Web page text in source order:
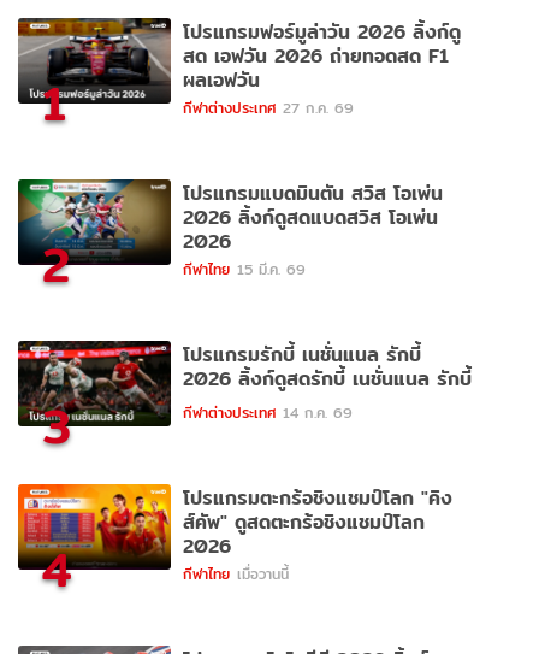
1
โปรแกรมฟอร์มูล่าวัน 2026 ลิ้งก์ดู
สด เอฟวัน 2026 ถ่ายทอดสด F1
ผลเอฟวัน
กีฬาต่างประเทศ 27 ก.ค. 69
2
โปรแกรมแบดมินตัน สวิส โอเพ่น
2026 ลิ้งก์ดูสดแบดสวิส โอเพ่น
2026
กีฬาไทย 15 มี.ค. 69
3
โปรแกรมรักบี้ เนชั่นแนล รักบี้
2026 ลิ้งก์ดูสดรักบี้ เนชั่นแนล รักบี้
กีฬาต่างประเทศ 14 ก.ค. 69
4
โปรแกรมตะกร้อชิงแชมป์โลก "คิง
ส์คัพ" ดูสดตะกร้อชิงแชมป์โลก
2026
กีฬาไทย เมื่อวานนี้